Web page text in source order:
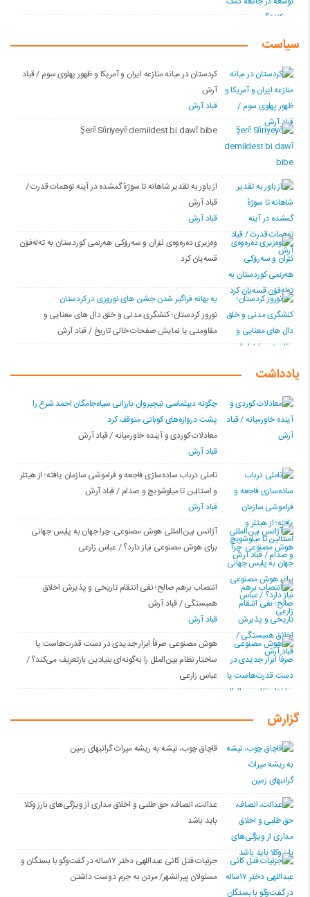
سیاست
کردستان در میانه منازعە ایران و آمریکا و ظهور پهلوی سوم / قباد
آرش
قباد آرش
Şerê Sûriyeyê demildest bi dawî bibe
از باور بە تقدیر شاهانه تا سوژهٔ گمشده در آینه توهمات قدرت /
قباد آرش
قباد آرش
وەزیری دەرەوەی ئێران و سەرۆکی هەرێمی کوردستان بە تەلەفۆن
قسەیان کرد
به بهانه فراگیر شدن جشن های نوروزی در کردستان
نوروز کردستان؛ کنشگری مدنی و خلق دال های معنایی و
مقاومتی یا نمایش صفحات خالی تاریخ / قباد آرش
یادداشت
چگونه دیپلماسی نیچیروان بارزانی سیاەجامگان احمد شرع را
پشت دروازەهای کوبانی متوقف کرد
معادلات کوردی و آینده خاورمیانه / قباد آرش
قباد آرش
تاملی درباب سادەسازی فاجعە و فراموشی سازمان یافتە؛ از هیتلر
و استالین تا میلوشویچ و صدام / قباد آرش
قباد آرش
آژانس بین‌المللی هوش مصنوعی: چرا جهان به پلیس جهانی
برای هوش مصنوعی نیاز دارد؟ / عباس زارعی
انتصاب برهم صالح؛ نفی انتقام تاریخی و پذیرش اخلاق
همبستگی / قباد آرش
قباد آرش
هوش مصنوعی صرفاً ابزار جدیدی در دست قدرت‌هاست یا
ساختار نظام بین‌الملل را به‌گونه‌ای بنیادین بازتعریف می‌کند؟ /
عباس زارعی
گزارش
قاچاق چوب، تیشه به ریشه میراث گرانبهای زمین
عدالت، انصاف، حق طلبی و اخلاق مداری از ویژگی‌های بارز وکلا
باید باشد
جزئیات قتل کانی عبداللهی دختر ۱۷ساله در گفت‌وگو با بستگان و
مسئولان پیرانشهر/ مردن به جرم دوست داشتن